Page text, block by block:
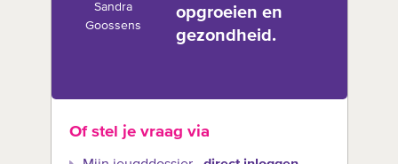
Sandra
Goossens
opgroeien en
gezondheid.
Of stel je vraag via